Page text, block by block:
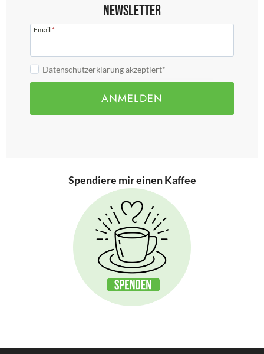
Newsletter
Email *
Datenschutzerklärung akzeptiert*
ANMELDEN
Spendiere mir einen Kaffee